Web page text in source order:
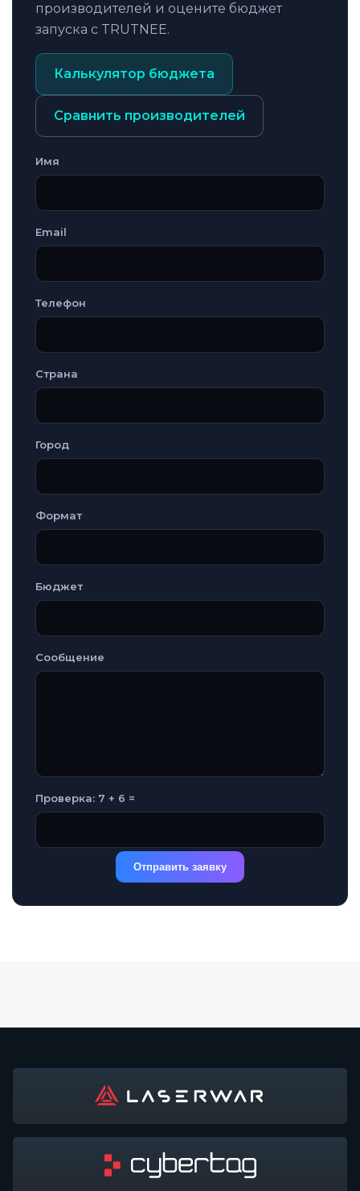
производителей и оцените бюджет
запуска с TRUTNEE.
Калькулятор бюджета
Сравнить производителей
Имя
Email
Телефон
Страна
Город
Формат
Бюджет
Сообщение
Проверка: 7 + 6 =
Отправить заявку